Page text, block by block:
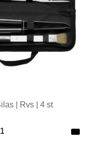
| Rvs | 4 st